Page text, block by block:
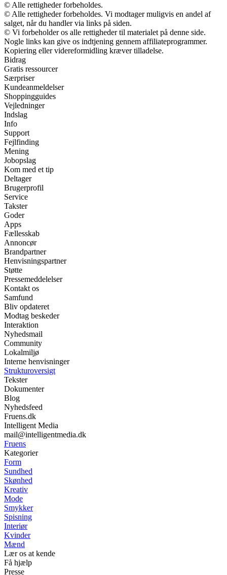
© Alle rettigheder forbeholdes.
© Alle rettigheder forbeholdes. Vi modtager muligvis en andel af
salget, når du handler via links på siden.
© Vi forbeholder os alle rettigheder til materialet på denne side.
Nogle links kan give os indtjening gennem affiliateprogrammer.
Kopiering eller videreformidling kræver tilladelse.
Bidrag
Gratis ressourcer
Særpriser
Kundeanmeldelser
Shoppingguides
Vejledninger
Indslag
Info
Support
Fejlfinding
Mening
Jobopslag
Kom med et tip
Deltager
Brugerprofil
Service
Takster
Goder
Apps
Fællesskab
Annoncør
Brandpartner
Henvisningspartner
Støtte
Pressemeddelelser
Kontakt os
Samfund
Bliv opdateret
Modtag beskeder
Interaktion
Nyhedsmail
Community
Lokalmiljø
Interne henvisninger
Strukturoversigt
Tekster
Dokumenter
Blog
Nyhedsfeed
Fruens.dk
Intelligent Media
mail@intelligentmedia.dk
Fruens
Kategorier
Form
Sundhed
Skønhed
Kreativ
Mode
Smykker
Spisning
Interiør
Kvinder
Mænd
Lær os at kende
Få hjælp
Presse